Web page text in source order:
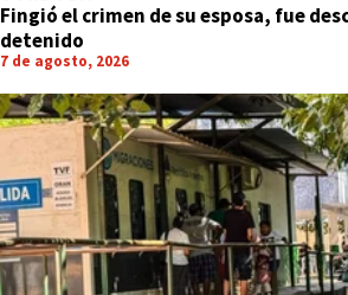
Fingió el crimen de su esposa, fue
detenido
7 de agosto, 2026